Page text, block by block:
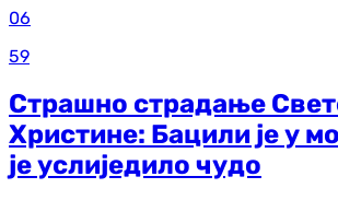
06
59
Страшно страдање
Христине: Бацили је у
је услиједило чудо